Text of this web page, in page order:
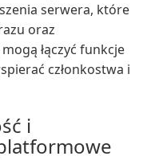
serwera, które
oraz
łączyć funkcje
członkostwa i
i